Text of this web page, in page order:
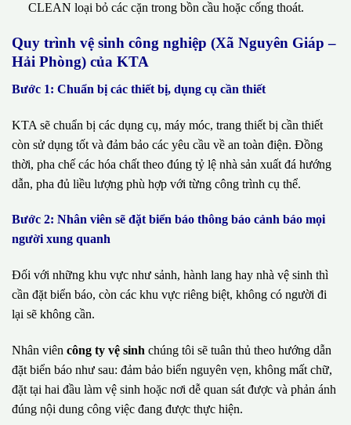
CLEAN loại bỏ các cặn trong bồn cầu hoặc cống thoát.
Quy trình vệ sinh công nghiệp (Xã Nguyên Giáp –
Hải Phòng) của KTA
Bước 1: Chuẩn bị các thiết bị, dụng cụ cần thiết
KTA sẽ chuẩn bị các dụng cụ, máy móc, trang thiết bị cần thiết
còn sử dụng tốt và đảm bảo các yêu cầu về an toàn điện. Đồng
thời, pha chế các hóa chất theo đúng tỷ lệ nhà sản xuất đá hướng
dẫn, pha đủ liều lượng phù hợp với từng công trình cụ thể.
Bước 2: Nhân viên sẽ đặt biển báo thông báo cảnh báo mọi
người xung quanh
Đối với những khu vực như sảnh, hành lang hay nhà vệ sinh thì
cần đặt biển báo, còn các khu vực riêng biệt, không có người đi
lại sẽ không cần.
Nhân viên công ty vệ sinh chúng tôi sẽ tuân thủ theo hướng dẫn
đặt biển báo như sau: đảm bảo biển nguyên vẹn, không mất chữ,
đặt tại hai đầu làm vệ sinh hoặc nơi dễ quan sát được và phản ánh
đúng nội dung công việc đang được thực hiện.